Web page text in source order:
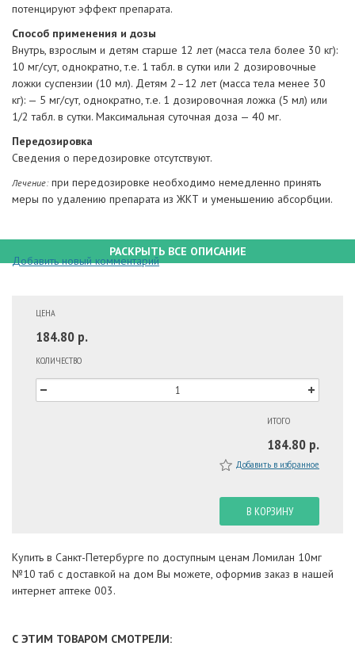
потенцируют эффект препарата.
Способ применения и дозы
Внутрь, взрослым и детям старше 12 лет (масса тела более 30 кг):
10 мг/сут, однократно, т.е. 1 табл. в сутки или 2 дозировочные
ложки суспензии (10 мл). Детям 2–12 лет (масса тела менее 30
кг): — 5 мг/сут, однократно, т.е. 1 дозировочная ложка (5 мл) или
1/2 табл. в сутки. Максимальная суточная доза — 40 мг.
Передозировка
Сведения о передозировке отсутствуют.
Лечение:при передозировке необходимо немедленно принять
меры по удалению препарата из ЖКТ и уменьшению абсорбции.
РАСКРЫТЬ ВСЕ ОПИСАНИЕ
Добавить новый комментарий
ЦЕНА
184.80 р.
КОЛИЧЕСТВО
ИТОГО
184.80 р.
Добавить в избранное
В КОРЗИНУ
Купить в Санкт-Петербурге по доступным ценам Ломилан 10мг
№10 таб с доставкой на дом Вы можете, оформив заказ в нашей
интернет аптеке 003.
С ЭТИМ ТОВАРОМ СМОТРЕЛИ: